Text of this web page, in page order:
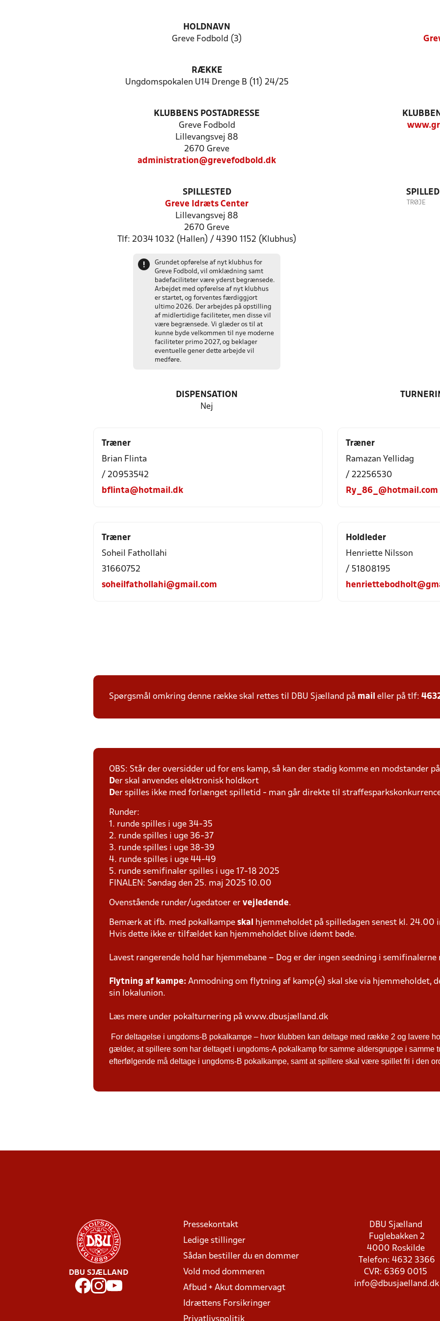
HOLDNAVN
Greve Fodbold (3)
RÆKKE
Ungdomspokalen U14 Drenge B (11) 24/25
KLUBBENS POSTADRESSE
Greve Fodbold
Lillevangsvej 88
2670 Greve
administration@grevefodbold.dk
SPILLESTED
Greve Idræts Center
Lillevangsvej 88
2670 Greve
Tlf: 2034 1032 (Hallen) / 4390 1152 (Klubhus)
!
Grundet opførelse af nyt klubhus for
Greve Fodbold, vil omklædning samt
badefaciliteter være yderst begrænsede.
Arbejdet med opførelse af nyt klubhus
er startet, og forventes færdiggjort
ultimo 2026. Der arbejdes på opstilling
af midlertidige faciliteter, men disse vil
være begrænsede. Vi glæder os til at
kunne byde velkommen til nye moderne
faciliteter primo 2027, og beklager
eventuelle gener dette arbejde vil
medføre.
TRØJE
DISPENSATION
Nej
Træner
Brian Flinta
/ 20953542
bflinta@hotmail.dk
Træner
Ramazan Yellidag
/ 22256530
Ry_86_@hotmail.com
Træner
Soheil Fathollahi
31660752
soheilfathollahi@gmail.com
Holdleder
Henriette Nilsson
/ 51808195
Spørgsmål omkring denne række skal rettes til DBU Sjælland på mail eller på tlf:
OBS: Står der oversidder ud for ens kamp, så kan der stadig komme en modstander
Der skal anvendes elektronisk holdkort
Der spilles ikke med forlænget spilletid - man går direkte til
Runder:
1. runde spilles i uge 34-35
2. runde spilles i uge 36-37
3. runde spilles i uge 38-39
4. runde spilles i uge 44-49
5. runde semifinaler spilles i uge 17-18 2025
FINALEN: Søndag den 25. maj 2025 10.00
Ovenstående runder/ugedatoer er vejledende.
Bemærk at ifb. med pokalkampe skal
hjemmeholdet på spilledagen senest kl. 24.00
Hvis dette ikke er tilfældet kan hjemmeholdet blive idømt bøde.
Lavest rangerende hold har hjemmebane – Dog er der ingen seedning i
Flytning af kampe: Anmodning om flytning af kamp(e) skal ske via hjemmeholdet,
sin lokalunion.
Læs mere under pokalturnering på www.dbusjælland.dk
For deltagelse i ungdoms-B pokalkampe – hvor klubben kan deltage med række 2 og lavere
gælder, at spillere som har deltaget i ungdoms-A pokalkamp for samme aldersgruppe i samme
efterfølgende må deltage i ungdoms-B pokalkampe, samt at spillere skal være spillet fri i den
DBU SJÆLLAND
Pressekontakt
Ledige stillinger
Sådan bestiller du en dommer
Vold mod dommeren
Afbud + Akut dommervagt
Idrættens Forsikringer
Privatlivspolitik
DBU Sjælland
Fuglebakken 2
4000 Roskilde
Telefon: 4632 3366
CVR: 6369 0015
info@dbusjaelland.dk